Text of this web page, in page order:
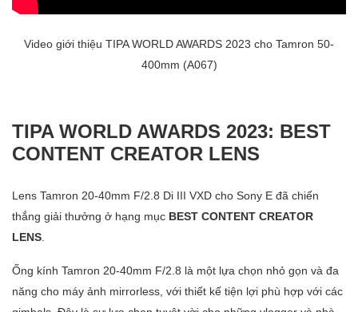
Video giới thiệu TIPA WORLD AWARDS 2023 cho Tamron 50-
400mm (A067)
TIPA WORLD AWARDS 2023: BEST
CONTENT CREATOR LENS
Lens Tamron 20-40mm F/2.8 Di III VXD cho Sony E đã chiến
thắng giải thưởng ở hạng mục BEST CONTENT CREATOR
LENS
Ống kính Tamron 20-40mm F/2.8 là một lựa chọn nhỏ gọn và đa
năng cho máy ảnh mirrorless, với thiết kế tiện lợi phù hợp với các